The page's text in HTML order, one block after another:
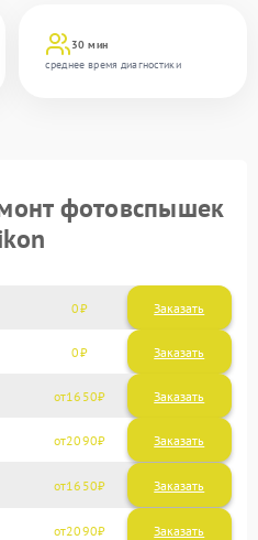
30 мин
среднее время диагностики
фотовспышек
0 Заказать
0 Заказать
1650
2090
1650
2090